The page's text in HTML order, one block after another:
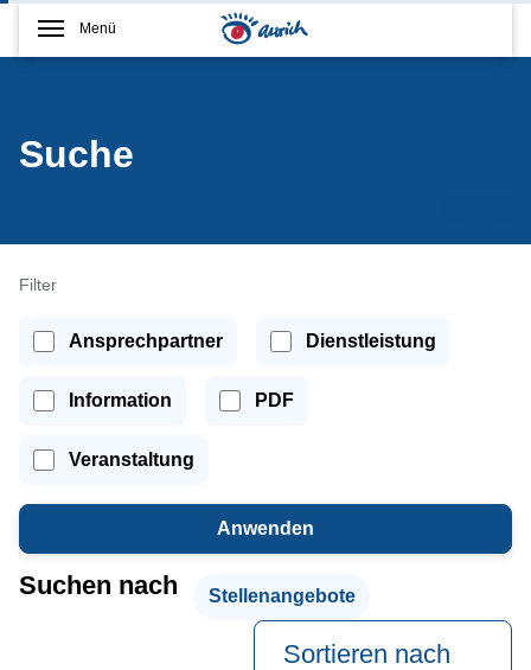
Menü
Suche
Filter
Ansprechpartner Dienstleistung
Information PDF
Veranstaltung
Anwenden
Suchen nach Stellenangebote
Sortieren nach